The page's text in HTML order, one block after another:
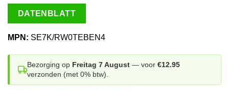
DATENBLATT
MPN: SE7K/RW0TEBEN4
Bezorging op Freitag 7 August — voor €12.95
verzonden (met 0% btw).